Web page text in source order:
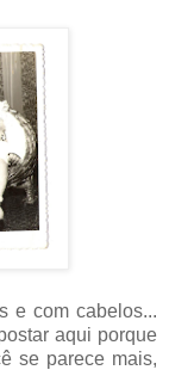
e com cabelos...
aqui porque
se parece mais,